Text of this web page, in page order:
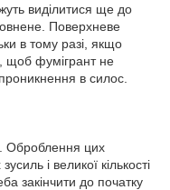
виділитися ще до
Поверхневе
в тому разі, якщо
щоб фумігрант не
в силос.
Оброблення цих
і великої кількості
закінчити до початку